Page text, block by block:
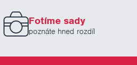
Fotíme sady
poznáte hned rozdíl